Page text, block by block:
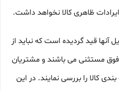
ظاهری کالا نخواهد داشت.
آنها قید گردیده است که نباید از
فوق مستثنی می باشند و مشتریان
کالا را بررسی نمایند. در این